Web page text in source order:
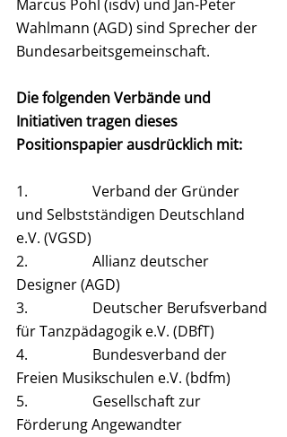
Marcus Pohl (isdv) und Jan-Peter
Wahlmann (AGD) sind Sprecher der
Bundesarbeitsgemeinschaft.
Die folgenden Verbände und
Initiativen tragen dieses
Positionspapier ausdrücklich mit:
1.                  Verband der Gründer
und Selbstständigen Deutschland
e.V. (VGSD)
2.                  Allianz deutscher
Designer (AGD)
3.                  Deutscher Berufsverband
für Tanzpädagogik e.V. (DBfT)
4.                  Bundesverband der
Freien Musikschulen e.V. (bdfm)
5.                  Gesellschaft zur
Förderung Angewandter